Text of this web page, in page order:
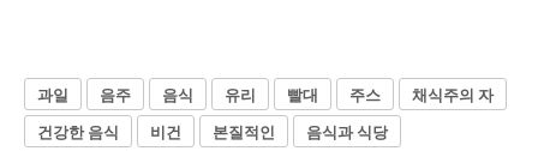
과일 음주 음식 유리 빨대 주스
채식주의 자
건강한 음식
비건 본질적인
음식과 식당